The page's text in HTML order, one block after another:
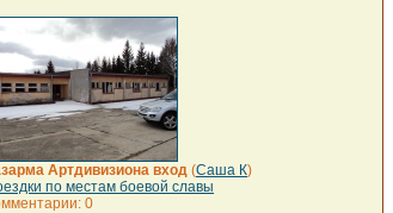
Артдивизиона вход (Саша К)
по местам боевой славы
0